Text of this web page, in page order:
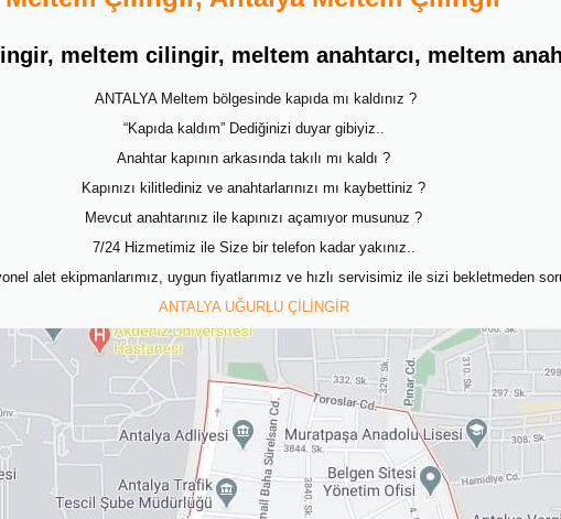
meltem cilingir, meltem anahtarcı, meltem
ANTALYA Meltem bölgesinde kapıda mı kaldınız ?
“Kapıda kaldım” Dediğinizi duyar gibiyiz..
Anahtar kapının arkasında takılı mı kaldı ?
Kapınızı kilitlediniz ve anahtarlarınızı mı kaybettiniz ?
Mevcut anahtarınız ile kapınızı açamıyor musunuz ?
7/24 Hizmetimiz ile Size bir telefon kadar yakınız..
alet ekipmanlarımız, uygun fiyatlarımız ve hızlı servisimiz ile sizi bekletmeden
ANTALYA UĞURLU ÇİLİNGİR